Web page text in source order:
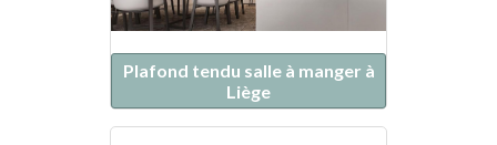
Plafond tendu salle à manger à
Liège